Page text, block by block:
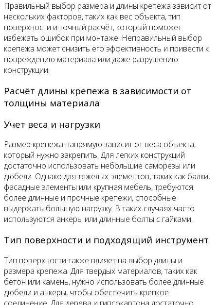
Правильный выбор размера и длины крепежа зависит от
нескольких факторов, таких как вес объекта, тип
поверхности и точный расчёт, который поможет
избежать ошибок при монтаже. Неправильный выбор
крепежа может снизить его эффективность и привести к
повреждению материала или даже разрушению
конструкции.
Расчёт длины крепежа в зависимости от
толщины материала
Учет веса и нагрузки
Размер крепежа напрямую зависит от веса объекта,
который нужно закрепить. Для легких конструкций
достаточно использовать небольшие саморезы или
дюбели. Однако для тяжелых элементов, таких как балки,
фасадные элементы или крупная мебель, требуются
более длинные и прочные крепежи, способные
выдержать большую нагрузку. В таких случаях часто
используются анкеры или длинные болты с гайками.
Тип поверхности и подходящий инструмент
Тип поверхности также влияет на выбор длины и
размера крепежа. Для твердых материалов, таких как
бетон или камень, нужно использовать более длинные
дюбели и анкеры, чтобы обеспечить крепкое